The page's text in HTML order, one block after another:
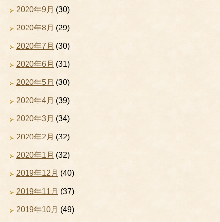
2020年9月 (30)
2020年8月 (29)
2020年7月 (30)
2020年6月 (31)
2020年5月 (30)
2020年4月 (39)
2020年3月 (34)
2020年2月 (32)
2020年1月 (32)
2019年12月 (40)
2019年11月 (37)
2019年10月 (49)